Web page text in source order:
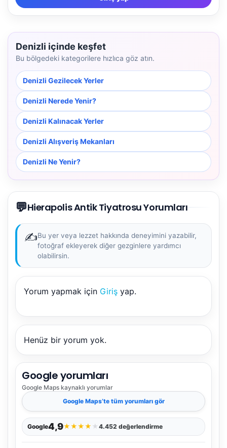
Denizli içinde keşfet
Bu bölgedeki kategorilere hızlıca göz atın.
Denizli Gezilecek Yerler
Denizli Nerede Yenir?
Denizli Kalınacak Yerler
Denizli Alışveriş Mekanları
Denizli Ne Yenir?
💬Hierapolis Antik Tiyatrosu Yorumları
✍️Bu yer veya lezzet hakkında deneyimini yazabilir,
fotoğraf ekleyerek diğer gezginlere yardımcı
olabilirsin.
Yorum yapmak için Giriş yap.
Henüz bir yorum yok.
Google yorumları
Google Maps kaynaklı yorumlar
Google Maps’te tüm yorumları gör
Google4,9★★★★ ★ 4.452 değerlendirme